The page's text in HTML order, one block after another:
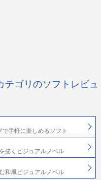
テゴリのソフトレビュ
手軽に楽しめるソフト
描くビジュアルノベル
和風ビジュアルノベル